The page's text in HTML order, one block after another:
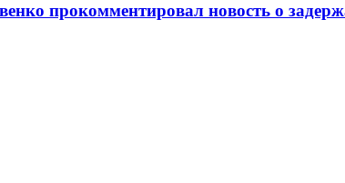
прокомментировал новость о